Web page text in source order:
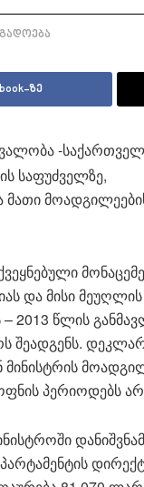
ზე
-
საფუძველზე,
მათი
და მისი
– 2013 წლის
მინისტრის
პერიოდებს